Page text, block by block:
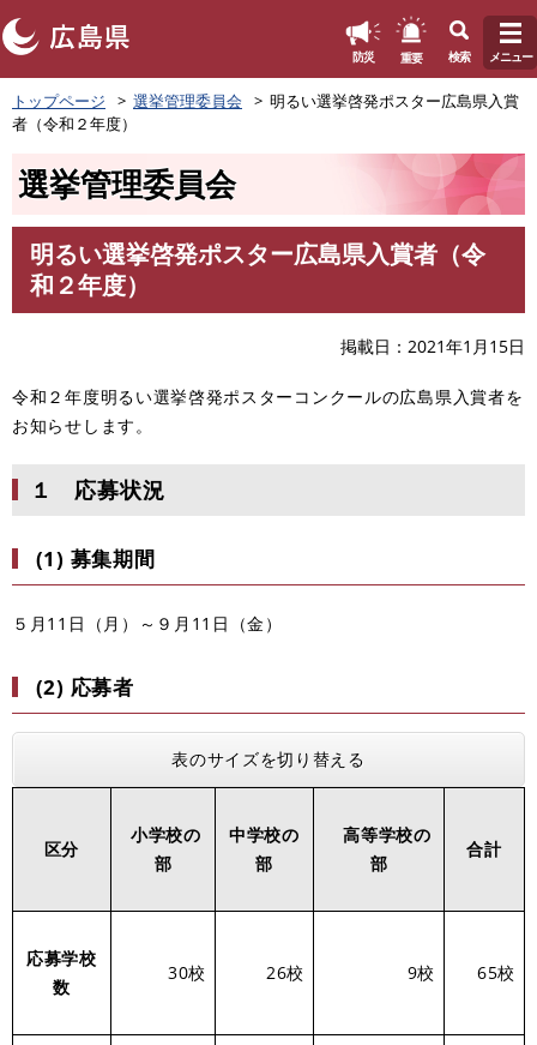
ペ
ー
ジ
防災 重要 検索 メニュー
トップページ 選挙管理委員会
明るい選挙啓発ポスター広島県入賞
者（令和２年度）
選挙管理委員会
明るい選挙啓発ポスター広島県入賞者（令
和２年度）
掲載日 2021年1月15日
令和２年度明るい選挙啓発ポスターコンクールの広島県入賞者を
お知らせします。
１ 応募状況
(1) 募集期間
５月11日（月）～９月11日（金）
(2) 応募者
表のサイズを切り替える
区分
小学校の
部
中学校の
部
高等学校の
部
合計
応募学校
数
30校 26校 9校 65校